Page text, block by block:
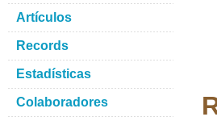
Artículos
Records
Estadísticas
Colaboradores